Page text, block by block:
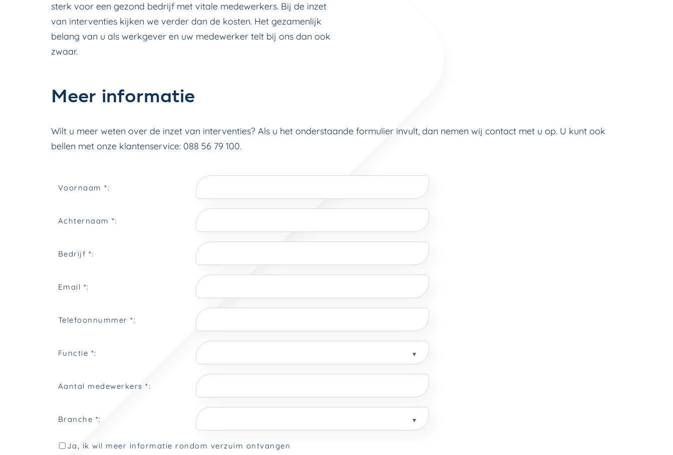
sterk voor een gezond bedrijf met vitale medewerkers. Bij de inzet
van interventies kijken we verder dan de kosten. Het gezamenlijk
belang van u als werkgever en uw medewerker telt bij ons dan ook
zwaar.
Meer informatie
Wilt u meer weten over de inzet van interventies? Als u het onderstaande formulier invult, dan nemen wij contact met u op. U kunt ook
bellen met onze klantenservice: 088 56 79 100.